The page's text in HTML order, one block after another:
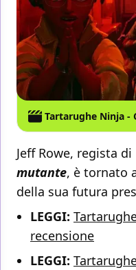
Tartarughe Ninja -
Jeff Rowe, regista di
mutante, è tornato
della sua futura
LEGGI:
recensione
LEGGI: